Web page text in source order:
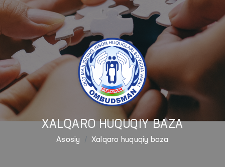
XALQARO HUQUQIY BAZA
Asosiy Xalqaro huquqiy baza